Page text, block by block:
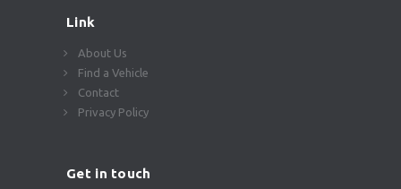
Link
About Us
Find a Vehicle
Contact
Privacy Policy
Get in touch